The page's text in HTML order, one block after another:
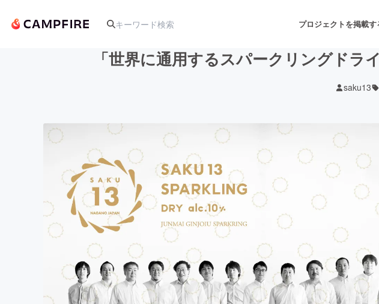
プロジェクトを掲載す
アート・写真
テクノロジー・ガジェット ゲーム・サービス開発
映像・映画 書籍・雑誌出版
ビジネス・起業 チャレンジ
まちづくり・地域活性化
「世界に通用するスパークリングドラ
saku13